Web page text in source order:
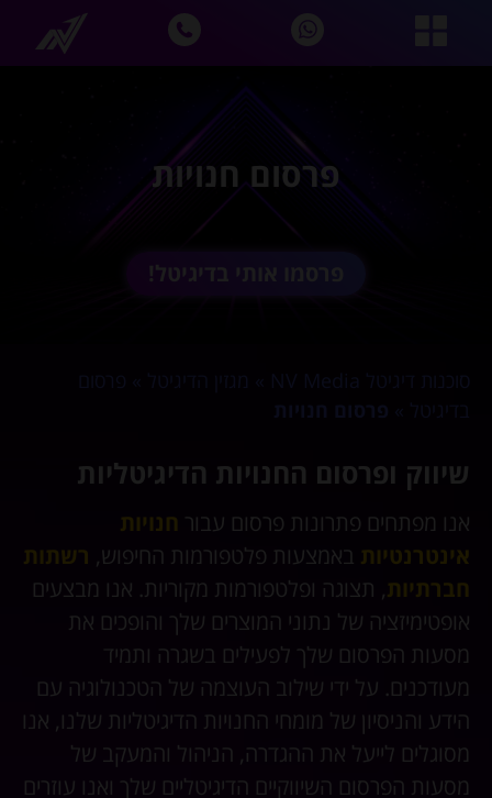
פרסום חנויות
פרסמו אותי בדיגיטל!
סוכנות דיגיטל NV Media
בדיגיטל
פרסום חנויות
שיווק ופרסום החנויות הדיגיטליות
אנו מפתחים פתרונות פרסום עבור חנויות
אינטרנטיות באמצעות פלטפורמות החיפוש, רשתות
חברתיות, תצוגה ופלטפורמות מקוריות. אנו מבצעים
אופטימיזציה של נתוני המוצרים שלך והופכים את
מסעות הפרסום שלך לפעילים בשגרה ותמיד
מעודכנים. על ידי שילוב העוצמה של הטכנולוגיה עם
הידע והניסיון של מומחי החנויות הדיגיטליות שלנו, אנו
מסוגלים לייעל את ההגדרה, הניהול והמעקב של
מסעות הפרסום השיווקיים הדיגיטליים שלך ואנו עוזרים